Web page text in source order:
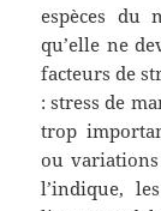
espèces du
qu’elle ne
facteurs de
: stress de
trop
ou variations
l’indique,